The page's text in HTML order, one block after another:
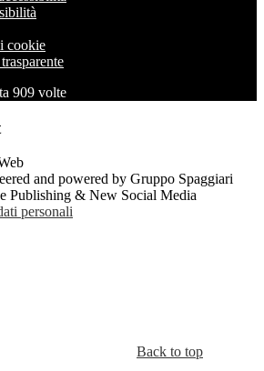
cookie
909 volte
and powered by Gruppo Spaggiari
Publishing & New Social Media
personali
Back to top